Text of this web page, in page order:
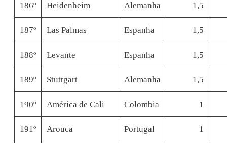
186º Heidenheim Alemanha 1,5
187º Las Palmas Espanha 1,5
188º Levante Espanha 1,5
189º Stuttgart Alemanha 1,5
190º América de Cali Colombia 1
191º Arouca Portugal 1